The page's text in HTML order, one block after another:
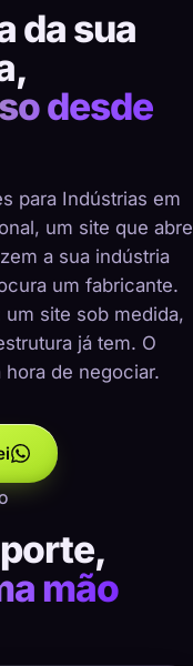
da sua
desde
para Indústrias em
um site que abre
a sua indústria
um fabricante.
site sob medida,
já tem. O
de negociar.
mão